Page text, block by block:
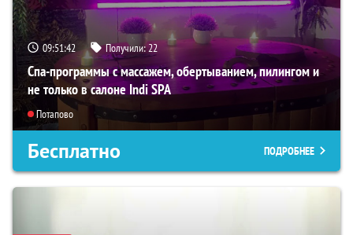
09:51:41 Получили:22
Спа-программы с массажем, обертыванием, пилингом и
не только в салоне Indi SPA
Потапово
Бесплатно ПОДРОБНЕЕ